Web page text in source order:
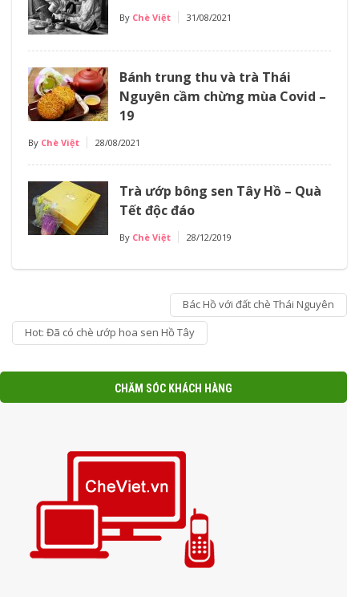
By Chè Việt 31/08/2021
Bánh trung thu và trà Thái
Nguyên cầm chừng mùa Covid –
19
By Chè Việt 28/08/2021
Trà ướp bông sen Tây Hồ – Quà
Tết độc đáo
By Chè Việt 28/12/2019
Bác Hồ với đất chè Thái Nguyên
Hot: Đã có chè ướp hoa sen Hồ Tây
CHĂM SÓC KHÁCH HÀNG